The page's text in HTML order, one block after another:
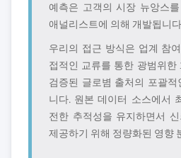
예측은 고객의 시장 뉴앙스
애널리스트에 의해 개발됩니
우리의 접근 방식은 업계 참
접적인 교류를 통한 광범위한
검증된 글로볌 출처의 포괄
니다. 원본 데이터 소스에서
전한 추적성을 유지하면서
제공하기 위해 정량화된 영향